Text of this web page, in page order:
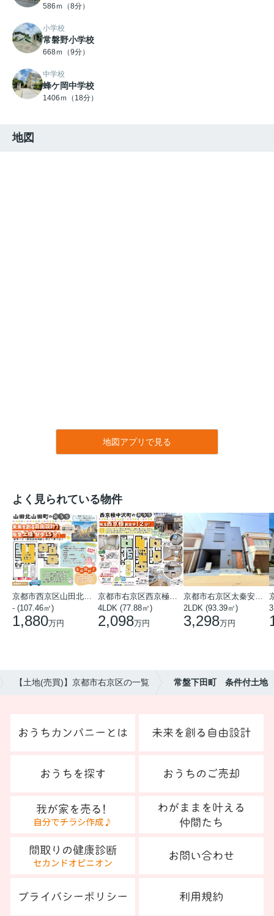
586ｍ（8分）
小学校
常磐野小学校
668ｍ（9分）
中学校
蜂ケ岡中学校
1406ｍ（18分）
地図
地図アプリで見る
よく見られている物件
- (107.46㎡)
1,880万円
4LDK (77.88㎡)
2,098万円
2LDK (93.39㎡)
3,298万円
【土地(売買)】京都市右京区の一覧 常盤下田町 条件付土地